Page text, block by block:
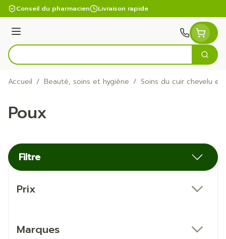
Aller au contenu
Conseil du pharmacien Livraison rapide
Menu
Rechercher
Accueil / Beauté, soins et hygiène / Soins du cuir chevelu et
Poux
Filtre
Prix
Marques